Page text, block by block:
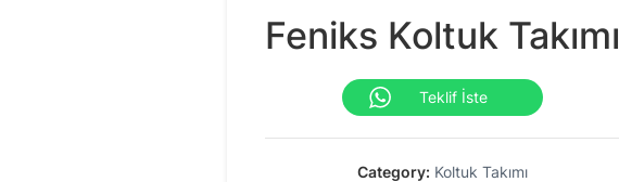
Feniks Koltuk Takımı
Teklif İste
Category: Koltuk Takımı